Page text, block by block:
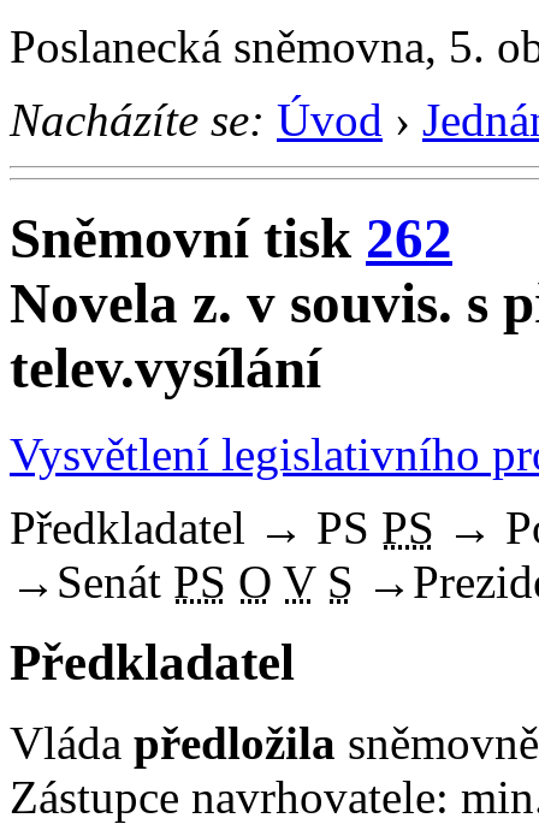
Poslanecká sněmovna, 5.
Nacházíte se: Úvod ›
Sněmovní tisk 262
Novela z. v souvis. s
telev.vysílání
Vysvětlení legislativního
Předkladatel → PS PS →
→ Senát PS O V S →
Předkladatel
Vláda předložila
Zástupce navrhovatele: